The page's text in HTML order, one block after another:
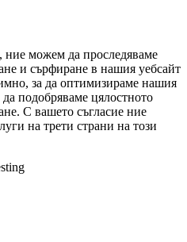
ние можем да проследяваме
и сърфиране в нашия уебсайт
за да оптимизираме нашия
подобряваме цялостното
С вашето съгласие ние
на трети страни на този